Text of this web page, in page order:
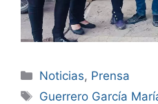
Noticias, Prensa
Guerrero García